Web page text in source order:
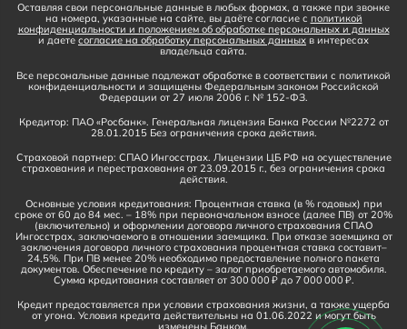
Оставляя свои персональные данные в любых формах, а также при звонке
на номера, указанные на сайте, вы даёте согласие с политикой
конфиденциальности и положением об обработке персональных и данных
и даете согласие на обработку персональных данных в интересах
владельца сайта.
Все персональные данные подлежат обработке в соответствии с политикой
конфиденциальности и защищены Федеральным законом Российской
Федерации от 27 июля 2006 г. № 152-ФЗ.
Кредитор: ПАО «Росбанк». Генеральная лицензия Банка России №2272 от
28.01.2015 Без ограничения срока действия.
Страховой партнер: СПАО Ингосстрах. Лицензии ЦБ РФ на осуществление
страхования и перестрахования от 23.09.2015 г., без ограничения срока
действия.
Основные условия кредитования: Процентная ставка (в % годовых) при
сроке от 60 до 84 мес. – 18% при первоначальном взносе (далее ПВ) от 20%
(включительно) и оформлении договора личного страхования СПАО
Ингосстрах, заключаемого в отношении заемщика. При отказе заемщика от
заключения договора личного страхования процентная ставка составит–
24,5%. При ПВ менее 20% необходимо предоставление полного пакета
документов. Обеспечение по кредиту – залог приобретаемого автомобиля.
Сумма кредитования составляет от 300 000 ₽ до 7 000 000 ₽.
Кредит предоставляется при условии страхования жизни, а также ущерба
от угона. Условия кредита действительны на 01.06.2022 и могут быть